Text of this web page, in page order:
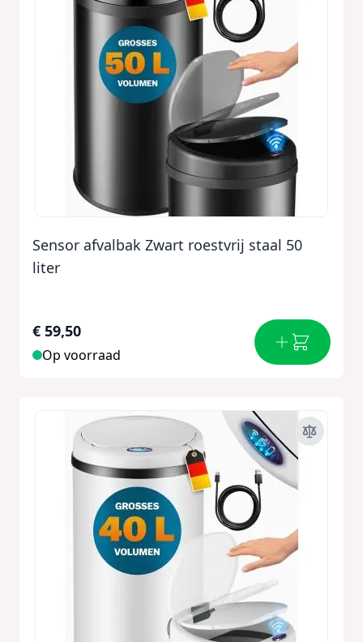
Sensor afvalbak Zwart roestvrij staal 50
liter
€ 59,50
Op voorraad